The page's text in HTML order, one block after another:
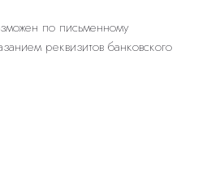
по письменному
реквизитов банковского